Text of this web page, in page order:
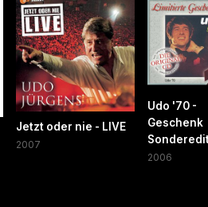
Jetzt oder nie - LIVE
2007
Udo '70 -
Geschenk
2006